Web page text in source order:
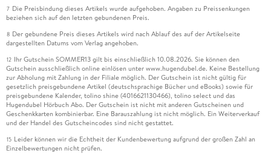
7 Die Preisbindung dieses Artikels wurde aufgehoben. Angaben zu Preissenkungen
beziehen sich auf den letzten gebundenen Preis.
8 Der gebundene Preis dieses Artikels wird nach Ablauf des auf der Artikelseite
dargestellten Datums vom Verlag angehoben.
12 Ihr Gutschein SOMMER13 gilt bis einschließlich 10.08.2026. Sie können den
Gutschein ausschließlich online einlösen unter www.hugendubel.de. Keine Bestellung
zur Abholung mit Zahlung in der Filiale möglich. Der Gutschein ist nicht gültig für
gesetzlich preisgebundene Artikel (deutschsprachige Bücher und eBooks) sowie für
preisgebundene Kalender, tolino shine (4016621130466), tolino select und das
Hugendubel Hörbuch Abo. Der Gutschein ist nicht mit anderen Gutscheinen und
Geschenkkarten kombinierbar. Eine Barauszahlung ist nicht möglich. Ein Weiterverkauf
und der Handel des Gutscheincodes sind nicht gestattet.
15 Leider können wir die Echtheit der Kundenbewertung aufgrund der großen Zahl an
Einzelbewertungen nicht prüfen.